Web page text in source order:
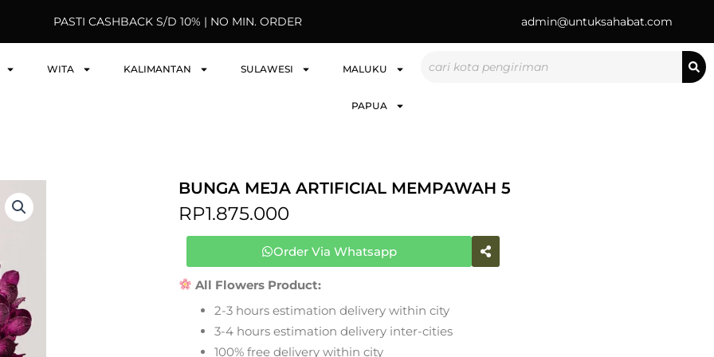
PASTI CASHBACK S/D 10% | NO MIN. ORDER admin@untuksahabat.com
WITA KALIMANTAN SULAWESI MALUKU
PAPUA
BUNGA MEJA ARTIFICIAL MEMPAWAH 5
RP1.875.000
Order Via Whatsapp
All Flowers Product:
2-3 hours estimation delivery within city
3-4 hours estimation delivery inter-cities
100% free delivery within city